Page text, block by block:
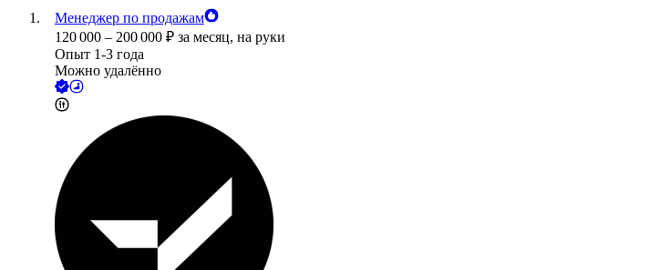
Менеджер по продажам
120 000 – 200 000 ₽ за месяц, на руки
Опыт 1-3 года
Можно удалённо